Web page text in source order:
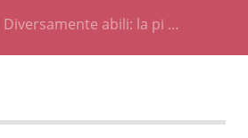
Diversamente abili: la pi …